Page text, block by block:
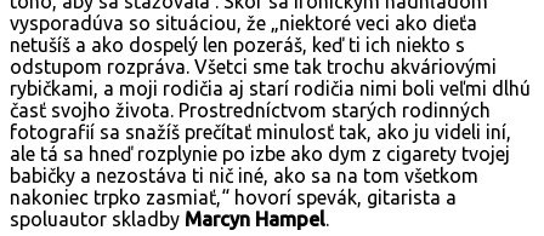
vysporadúva so situáciou, že „niektoré veci ako dieťa
netušíš a ako dospelý len pozeráš, keď ti ich niekto s
odstupom rozpráva. Všetci sme tak trochu akváriovými
rybičkami, a moji rodičia aj starí rodičia nimi boli veľmi dlhú
časť svojho života. Prostredníctvom starých rodinných
fotografií sa snažíš prečítať minulosť tak, ako ju videli iní,
ale tá sa hneď rozplynie po izbe ako dym z cigarety tvojej
babičky a nezostáva ti nič iné, ako sa na tom všetkom
nakoniec trpko zasmiať,“ hovorí spevák, gitarista a
spoluautor skladby Marcyn Hampel.